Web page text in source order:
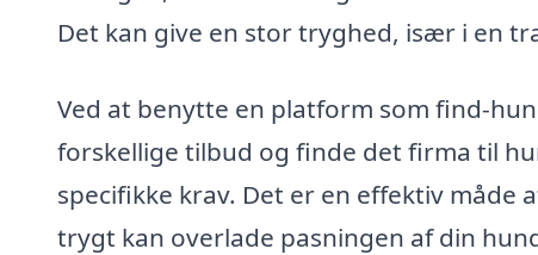
Det kan give en stor tryghed, især i en
Ved at benytte en platform som find-
forskellige tilbud og finde det firma til
specifikke krav. Det er en effektiv måde
trygt kan overlade pasningen af din